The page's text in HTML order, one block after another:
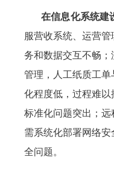
在信息化系统建
服营收系统、运营
务和数据交互不畅
管理，人工纸质工
化程度低，过程难
标准化问题突出；
需系统化部署网络
全问题。